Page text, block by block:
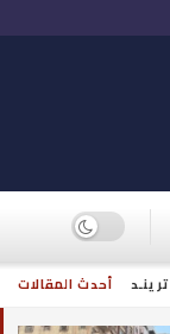
أحدث المقالات ترينـد